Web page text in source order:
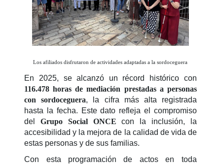
Los afiliados disfrutaron de actividades adaptadas a la sordoceguera
En 2025, se alcanzó un récord histórico con
116.478 horas de mediación prestadas a personas
con sordoceguera, la cifra más alta registrada
hasta la fecha. Este dato refleja el compromiso
delGrupo Social ONCE con la inclusión, la
accesibilidad y la mejora de la calidad de vida de
estas personas y de sus familias.
Con esta programación de actos en toda